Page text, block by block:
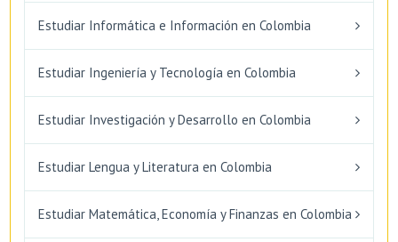
Estudiar Informática e Información en Colombia
Estudiar Ingeniería y Tecnología en Colombia
Estudiar Investigación y Desarrollo en Colombia
Estudiar Lengua y Literatura en Colombia
Estudiar Matemática, Economía y Finanzas en Colombia